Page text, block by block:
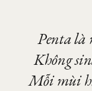
Penta là
Không
Mỗi mùi